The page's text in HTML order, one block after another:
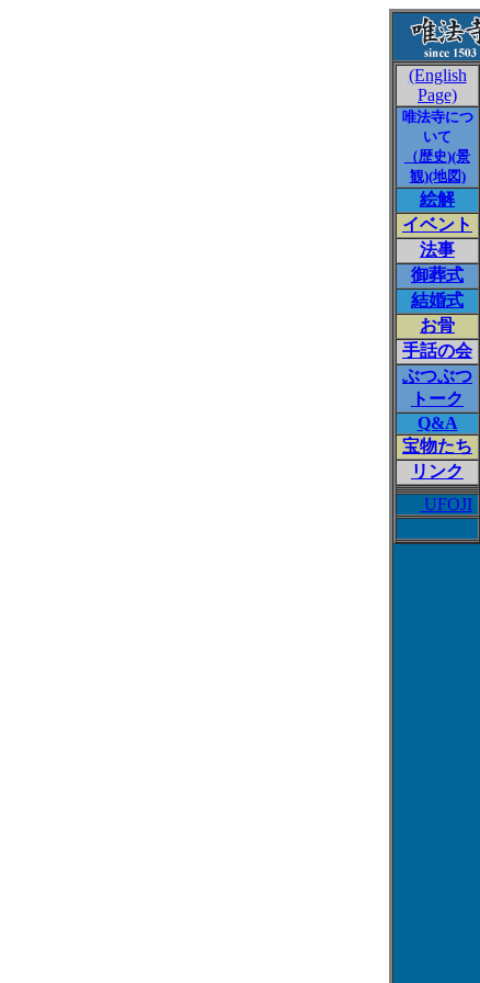
(English
Page)
唯法寺につ
いて
（歴史)(景
観)(地図)
絵解
イベント
法事
御葬式
結婚式
お骨
手話の会
ぶつぶつ
トーク
Q&A
宝物たち
リンク
UFOJI